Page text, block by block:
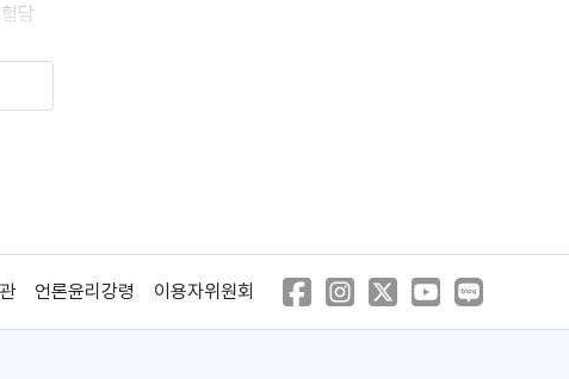
담
담 언론윤리강령 이용자위원회